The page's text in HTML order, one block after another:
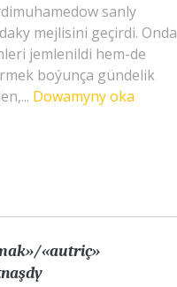
sanly
mejlisini geçirdi. Onda
jemlenildi hem-de
boýunça gündelik
Dowamyny oka
«autriç»